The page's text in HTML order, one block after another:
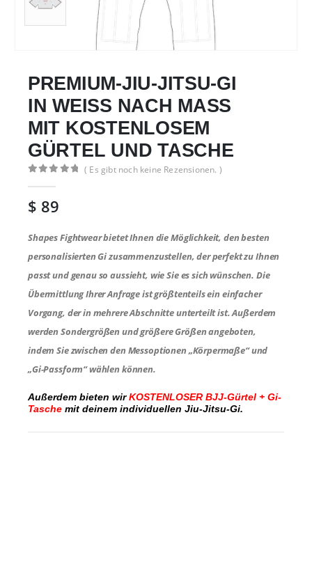
PREMIUM-JIU-JITSU-GI
IN WEISS NACH MASS
MIT KOSTENLOSEM
GÜRTEL UND TASCHE
( Es gibt noch keine Rezensionen. )
$ 89
Shapes Fightwear bietet Ihnen die Möglichkeit, den besten
personalisierten Gi zusammenzustellen, der perfekt zu Ihnen
passt und genau so aussieht, wie Sie es sich wünschen. Die
Übermittlung Ihrer Anfrage ist größtenteils ein einfacher
Vorgang, der in mehrere Abschnitte unterteilt ist. Außerdem
werden Sondergrößen und größere Größen angeboten,
indem Sie zwischen den Messoptionen „Körpermaße“ und
„Gi-Passform“ wählen können.
Außerdem bieten wirKOSTENLOSER BJJ-Gürtel + Gi-
Tasche mit deinem individuellen Jiu-Jitsu-Gi.